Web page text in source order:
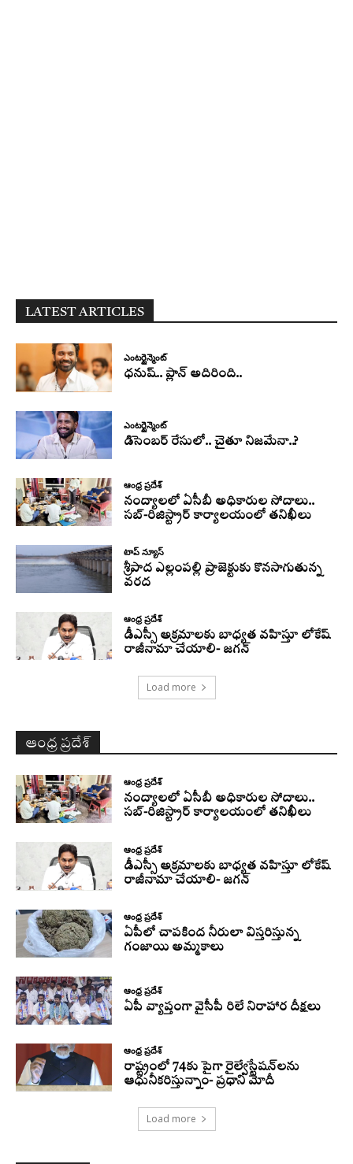
LATEST ARTICLES
ఎంటర్టైన్మెంట్
ధనుష్‌.. ప్లాన్ అదిరింది..
ఎంటర్టైన్మెంట్
డిసెంబర్ రేసులో.. చైతూ నిజమేనా..?
ఆంధ్ర ప్రదేశ్
నంద్యాలలో ఏసీబీ అధికారుల సోదాలు..
సబ్-రిజిస్ట్రార్ కార్యాలయంలో తనిఖీలు
టాప్ న్యూస్
శ్రీపాద ఎల్లంపల్లి ప్రాజెక్టుకు కొనసాగుతున్న
వరద
ఆంధ్ర ప్రదేశ్
డీఎస్సీ అక్రమాలకు బాధ్యత వహిస్తూ లోకేష్‌
రాజీనామా చేయాలి- జగన్
Load more
ఆంధ్ర ప్రదేశ్
ఆంధ్ర ప్రదేశ్
నంద్యాలలో ఏసీబీ అధికారుల సోదాలు..
సబ్-రిజిస్ట్రార్ కార్యాలయంలో తనిఖీలు
ఆంధ్ర ప్రదేశ్
డీఎస్సీ అక్రమాలకు బాధ్యత వహిస్తూ లోకేష్‌
రాజీనామా చేయాలి- జగన్
ఆంధ్ర ప్రదేశ్
ఏపీలో చాపకింద నీరులా విస్తరిస్తున్న
గంజాయి అమ్మకాలు
ఆంధ్ర ప్రదేశ్
ఏపీ వ్యాప్తంగా వైసీపీ రిలే నిరాహార దీక్షలు
ఆంధ్ర ప్రదేశ్
రాష్ట్రంలో 74కు పైగా రైల్వేస్టేషన్‌లను
ఆధునీకరిస్తున్నాం- ప్రధాని మోదీ
Load more